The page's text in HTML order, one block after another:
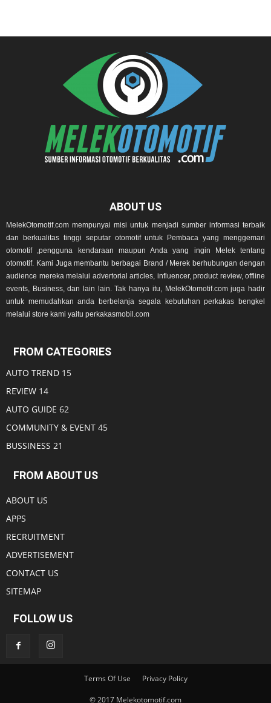
ABOUT US
MelekOtomotif.com mempunyai misi untuk menjadi sumber informasi terbaik
dan berkualitas tinggi seputar otomotif untuk Pembaca yang menggemari
otomotif ,pengguna kendaraan maupun Anda yang ingin Melek tentang
otomotif. Kami Juga membantu berbagai Brand / Merek berhubungan dengan
audience mereka melalui advertorial articles, influencer, product review, offline
events, Business, dan lain lain. Tak hanya itu, MelekOtomotif.com juga hadir
untuk memudahkan anda berbelanja segala kebutuhan perkakas bengkel
melalui store kami yaitu perkakasmobil.com
FROM CATEGORIES
AUTO TREND 15
REVIEW 14
AUTO GUIDE 62
COMMUNITY & EVENT 45
BUSSINESS 21
FROM ABOUT US
ABOUT US
APPS
RECRUITMENT
ADVERTISEMENT
CONTACT US
SITEMAP
FOLLOW US
Terms Of Use Privacy Policy
© 2017 Melekotomotif.com